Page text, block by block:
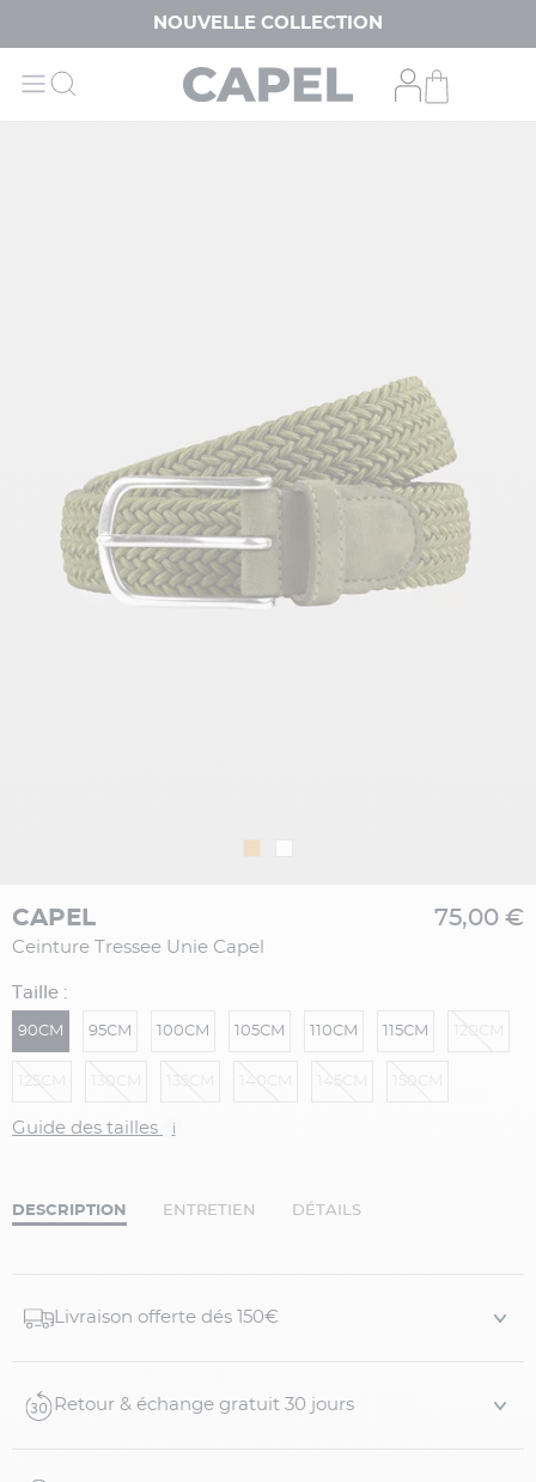
NOUVELLE COLLECTION
CAPEL
Ceinture Tressee Unie Capel
75,00 €
Taille :
90CM 95CM 100CM 105CM 110CM 115CM
Guide des tailles i
DESCRIPTION ENTRETIEN DÉTAILS
Livraison offerte dés 150€
Retour & échange gratuit 30 jours